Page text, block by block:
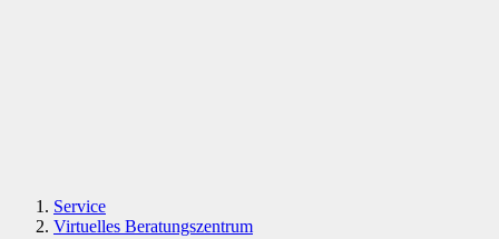
Service
Virtuelles Beratungszentrum